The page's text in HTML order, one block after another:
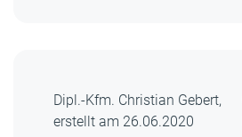
Dipl.-Kfm. Christian Gebert,
erstellt am 26.06.2020